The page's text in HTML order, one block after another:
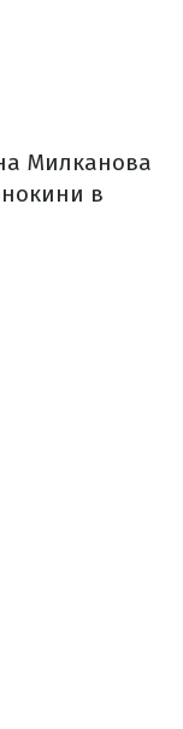
Милканова
в